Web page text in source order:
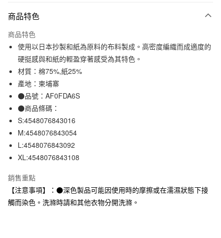
信用卡一次付款
信用卡分期付款
3 期 0 利率 每期NT$850
合作金庫商業銀行
華南商業銀行
上海商業儲蓄銀行
臺灣中小企業銀行
匯豐（台灣）商業銀行
聯邦商業銀行
元大商業銀行
玉山商業銀行
台灣樂天信用卡公司
超商取貨付款
LINE Pay
Apple Pay
街口支付
悠遊付
全家取貨付款
每筆NT$65，滿NT$1,000(含以上)免運費
商品特色
商品特色
使用以日本抄製和紙為原料的布料製成。高密度編織而成適度的
硬挺感與和紙的輕盈穿著感受為其特色。
材質：棉75%,紙25%
產地：柬埔寨
●品號：AF0FDA6S
●商品條碼：
S:4548076843016
M:4548076843054
L:4548076843092
XL:4548076843108
銷售重點
【注意事項】：●深色製品可能因使用時的摩擦或在濡濕狀態下接
觸而染色。洗滌時請和其他衣物分開洗滌。